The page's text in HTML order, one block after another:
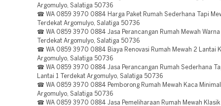
Argomulyo, Salatiga 50736
☎ WA 0859 3970 0884 Harga Paket Rumah Sederhana Tapi
Terdekat Argomulyo, Salatiga 50736
☎ WA 0859 3970 0884 Jasa Perancangan Rumah Mewah Warna
Terdekat Argomulyo, Salatiga 50736
☎ WA 0859 3970 0884 Biaya Renovasi Rumah Mewah 2 Lantai
Argomulyo, Salatiga 50736
☎ WA 0859 3970 0884 Jasa Perancangan Rumah Sederhana
Lantai 1 Terdekat Argomulyo, Salatiga 50736
☎ WA 0859 3970 0884 Pemborong Rumah Mewah Kaca
Argomulyo, Salatiga 50736
☎ WA 0859 3970 0884 Jasa Pemeliharaan Rumah Mewah Klasik